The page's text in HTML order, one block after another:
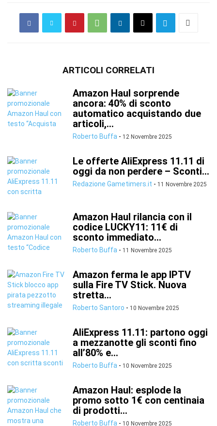
ARTICOLI CORRELATI
Amazon Haul sorprende
ancora: 40% di sconto
automatico acquistando due
articoli,...
Roberto Buffa - 12 Novembre 2025
Le offerte AliExpress 11.11 di
oggi da non perdere – Sconti...
Redazione Gametimers.it - 11 Novembre 2025
Amazon Haul rilancia con il
codice LUCKY11: 11€ di
sconto immediato...
Roberto Buffa - 11 Novembre 2025
Amazon ferma le app IPTV
sulla Fire TV Stick. Nuova
stretta...
Roberto Santoro - 10 Novembre 2025
AliExpress 11.11: partono oggi
a mezzanotte gli sconti fino
all’80% e...
Roberto Buffa - 10 Novembre 2025
Amazon Haul: esplode la
promo sotto 1€ con centinaia
di prodotti...
Roberto Buffa - 10 Novembre 2025